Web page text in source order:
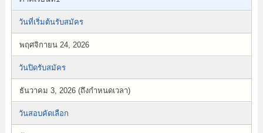
วันที่เริ่มต้นรับสมัคร
พฤศจิกายน 24, 2026
วันปิดรับสมัคร
ธันวาคม 3, 2026 (ถึงกำหนดเวลา)
วันสอบคัดเลือก